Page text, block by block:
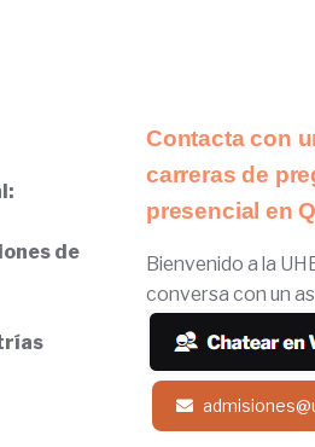
de
Contacta con
carreras de
presencial en
Bienvenido a la
conversa con un